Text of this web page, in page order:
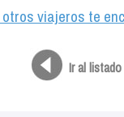
viajeros te
Ir al